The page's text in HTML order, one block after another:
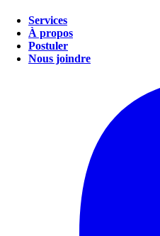
Services
À propos
Postuler
Nous joindre